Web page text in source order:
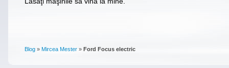
Blog » Mircea Mester » Ford Focus electric